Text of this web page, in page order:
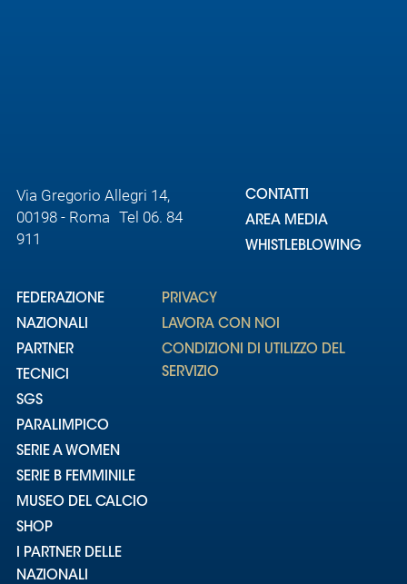
Via Gregorio Allegri 14,
00198 - Roma Tel 06. 84
911
CONTATTI
AREA MEDIA
WHISTLEBLOWING
FEDERAZIONE
NAZIONALI
PARTNER
TECNICI
SGS
PARALIMPICO
SERIE A WOMEN
SERIE B FEMMINILE
MUSEO DEL CALCIO
SHOP
I PARTNER DELLE
NAZIONALI
PRIVACY
LAVORA CON NOI
CONDIZIONI DI UTILIZZO DEL
SERVIZIO